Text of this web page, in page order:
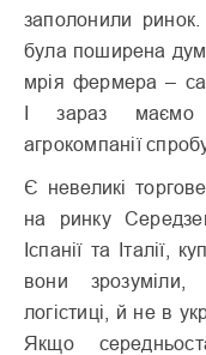
заполонили
була поширена
мрія фермера –
І зараз маємо
агрокомпанії
Є невеликі
на ринку
Іспанії та Італії,
вони
логістиці, й не в
Якщо